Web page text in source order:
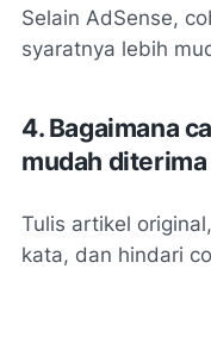
Selain AdSense,
syaratnya lebih
4. Bagaimana
mudah
Tulis artikel
kata, dan hindari